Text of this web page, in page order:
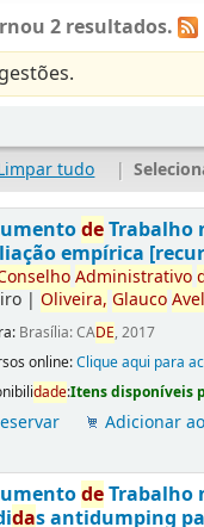
2 resultados.
tudo |
deTrabalho
empírica
Administrativo
|Oliveira, Glauco
Brasília: CADE, 2017
online:Clique aqui para
dade:Itens disponíveis
Adicionar
deTrabalho
das antidumping